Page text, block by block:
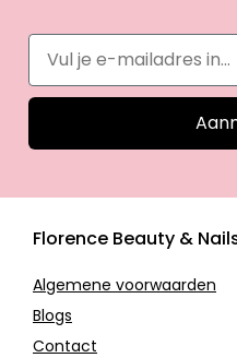
Florence Beauty &
Algemene voorwaarden
Blogs
Contact